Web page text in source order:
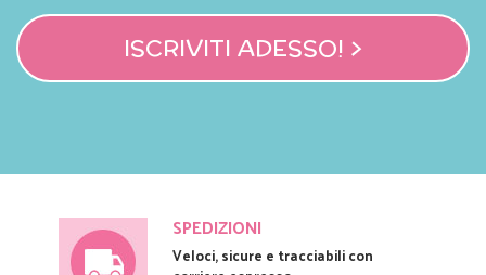
ISCRIVITI ADESSO! >
SPEDIZIONI
Veloci, sicure e tracciabili con